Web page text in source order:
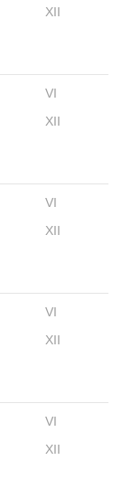
XII
VI
XII
VI
XII
VI
XII
VI
XII